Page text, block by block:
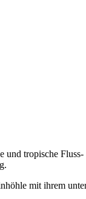
und tropische
mit ihrem